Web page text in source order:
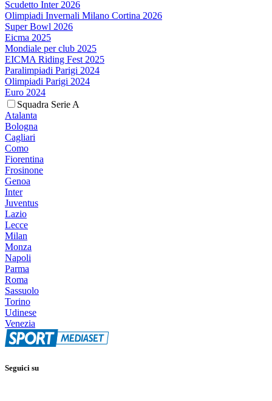
Scudetto Inter 2026
Olimpiadi Invernali Milano Cortina 2026
Super Bowl 2026
Eicma 2025
Mondiale per club 2025
EICMA Riding Fest 2025
Paralimpiadi Parigi 2024
Olimpiadi Parigi 2024
Euro 2024
Squadra Serie A
Atalanta
Bologna
Cagliari
Como
Fiorentina
Frosinone
Genoa
Inter
Juventus
Lazio
Lecce
Milan
Monza
Napoli
Parma
Roma
Sassuolo
Torino
Udinese
Venezia
Seguici su